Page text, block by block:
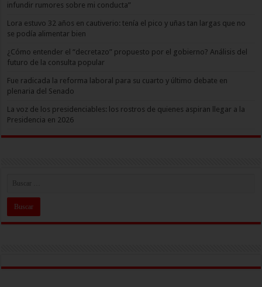
infundir rumores sobre mi conducta”
Lora estuvo 32 años en cautiverio: tenía el pico y uñas tan largas que no
se podía alimentar bien
¿Cómo entender el “decretazo” propuesto por el gobierno? Análisis del
futuro de la consulta popular
Fue radicada la reforma laboral para su cuarto y último debate en
plenaria del Senado
La voz de los presidenciables: los rostros de quienes aspiran llegar a la
Presidencia en 2026